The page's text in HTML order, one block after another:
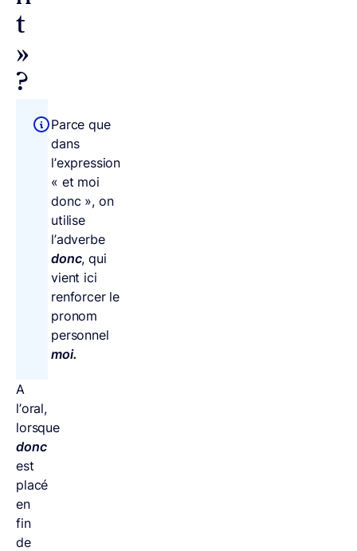
t
»
?
Parce que
dans
l’expression
« et moi
donc », on
utilise
l’adverbe
donc, qui
vient ici
renforcer le
pronom
personnel
moi.
A
l’oral,
lorsque
donc
est
placé
en
fin
de